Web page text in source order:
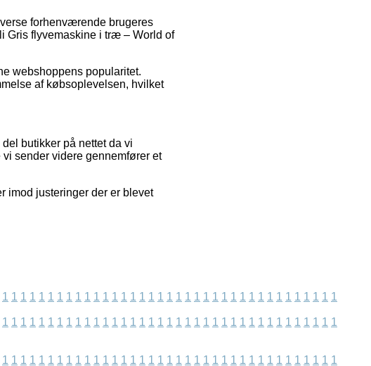
forhenværende brugeres
Gris flyvemaskine i træ – World of
webshoppens popularitet.
af købsoplevelsen, hvilket
butikker på nettet da vi
sender videre gennemfører et
imod justeringer der er blevet
1 1 1 1 1 1 1 1 1 1 1 1 1 1 1 1 1 1 1 1 1 1 1 1 1 1 1 1 1 1 1 1 1 1 1 1 1
1 1 1 1 1 1 1 1 1 1 1 1 1 1 1 1 1 1 1 1 1 1 1 1 1 1 1 1 1 1 1 1 1 1 1 1 1
1 1 1 1 1 1 1 1 1 1 1 1 1 1 1 1 1 1 1 1 1 1 1 1 1 1 1 1 1 1 1 1 1 1 1 1 1